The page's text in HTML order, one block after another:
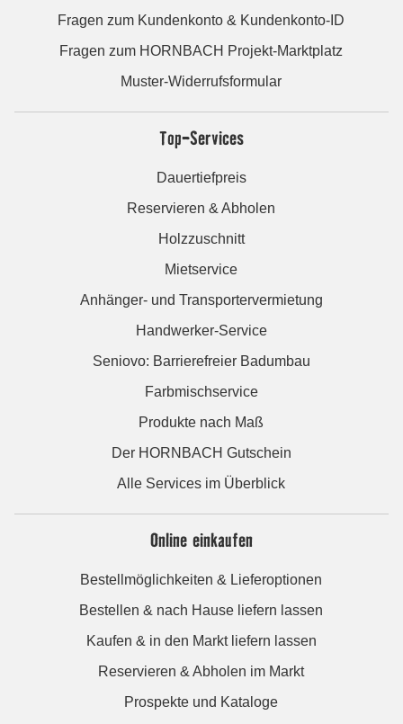
Fragen zum Kundenkonto & Kundenkonto-ID
Fragen zum HORNBACH Projekt-Marktplatz
Muster-Widerrufsformular
Top-Services
Dauertiefpreis
Reservieren & Abholen
Holzzuschnitt
Mietservice
Anhänger- und Transportervermietung
Handwerker-Service
Seniovo: Barrierefreier Badumbau
Farbmischservice
Produkte nach Maß
Der HORNBACH Gutschein
Alle Services im Überblick
Online einkaufen
Bestellmöglichkeiten & Lieferoptionen
Bestellen & nach Hause liefern lassen
Kaufen & in den Markt liefern lassen
Reservieren & Abholen im Markt
Prospekte und Kataloge